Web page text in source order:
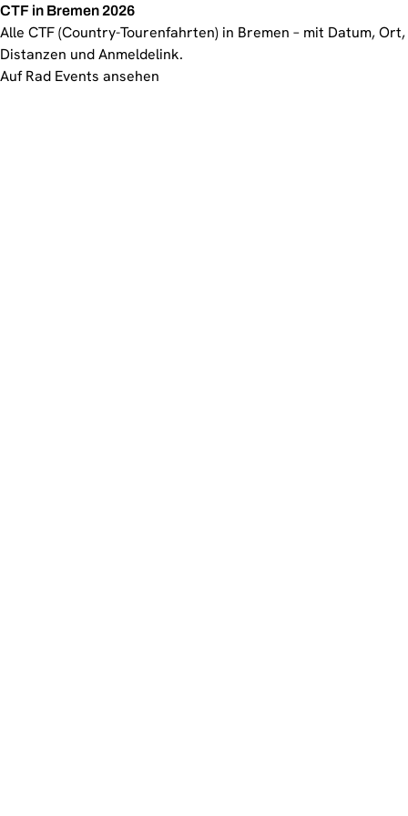
CTF in Bremen 2026
Alle CTF (Country-Tourenfahrten) in Bremen – mit Datum, Ort,
Distanzen und Anmeldelink.
Auf Rad Events ansehen